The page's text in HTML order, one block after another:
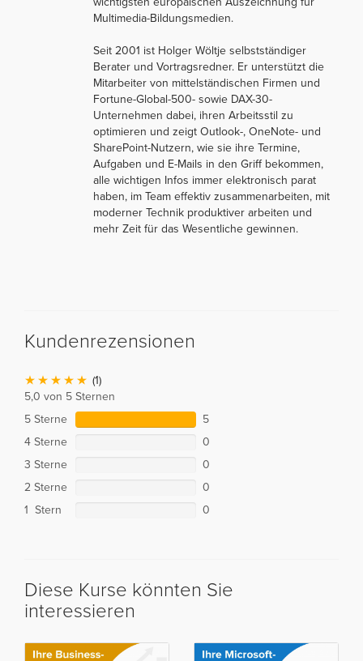
Multimedia-Bildungsmedien.
Seit 2001 ist Holger Wöltje selbstständiger
Berater und Vortragsredner. Er unterstützt die
Mitarbeiter von mittelständischen Firmen und
Fortune-Global-500- sowie DAX-30-
Unternehmen dabei, ihren Arbeitsstil zu
optimieren und zeigt Outlook-, OneNote- und
SharePoint-Nutzern, wie sie ihre Termine,
Aufgaben und E-Mails in den Griff bekommen,
alle wichtigen Infos immer elektronisch parat
haben, im Team effektiv zusammenarbeiten, mit
moderner Technik produktiver arbeiten und
mehr Zeit für das Wesentliche gewinnen.
Kundenrezensionen
(1)
5,0 von 5 Sternen
5 Sterne
5
4 Sterne
0
3 Sterne
0
2 Sterne
0
1 Stern
0
Diese Kurse könnten Sie
interessieren